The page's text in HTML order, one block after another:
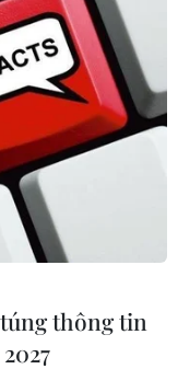
thông tin